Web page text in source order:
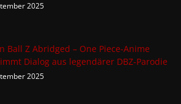
2025
Ball Z Abridged – One Piece-Anime
Dialog aus legendärer DBZ-Parodie
2025